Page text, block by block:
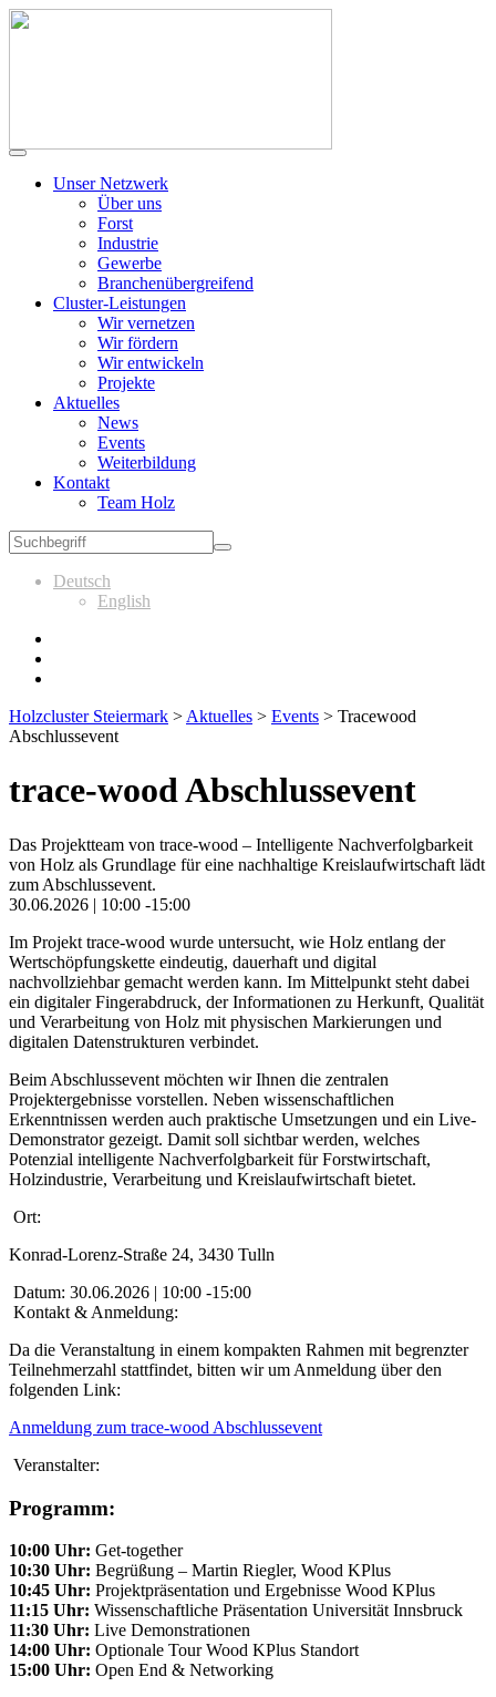
Unser Netzwerk
Über uns
Forst
Industrie
Gewerbe
Branchenübergreifend
Cluster-Leistungen
Wir vernetzen
Wir fördern
Wir entwickeln
Projekte
Aktuelles
News
Events
Weiterbildung
Kontakt
Team Holz
Deutsch
English
Holzcluster Steiermark > Aktuelles > Events > Tracewood
Abschlussevent
trace-wood Abschlussevent
Das Projektteam von trace-wood – Intelligente Nachverfolgbarkeit
von Holz als Grundlage für eine nachhaltige Kreislaufwirtschaft lädt
zum Abschlussevent.
30.06.2026 | 10:00 -15:00
Im Projekt trace-wood wurde untersucht, wie Holz entlang der
Wertschöpfungskette eindeutig, dauerhaft und digital
nachvollziehbar gemacht werden kann. Im Mittelpunkt steht dabei
ein digitaler Fingerabdruck, der Informationen zu Herkunft, Qualität
und Verarbeitung von Holz mit physischen Markierungen und
digitalen Datenstrukturen verbindet.
Beim Abschlussevent möchten wir Ihnen die zentralen
Projektergebnisse vorstellen. Neben wissenschaftlichen
Erkenntnissen werden auch praktische Umsetzungen und ein Live-
Demonstrator gezeigt. Damit soll sichtbar werden, welches
Potenzial intelligente Nachverfolgbarkeit für Forstwirtschaft,
Holzindustrie, Verarbeitung und Kreislaufwirtschaft bietet.
Ort:
Konrad-Lorenz-Straße 24, 3430 Tulln
Datum: 30.06.2026 | 10:00 -15:00
Kontakt & Anmeldung:
Da die Veranstaltung in einem kompakten Rahmen mit begrenzter
Teilnehmerzahl stattfindet, bitten wir um Anmeldung über den
folgenden Link:
Anmeldung zum trace-wood Abschlussevent
Veranstalter:
Programm:
10:00 Uhr: Get-together
10:30 Uhr: Begrüßung – Martin Riegler, Wood KPlus
10:45 Uhr: Projektpräsentation und Ergebnisse Wood KPlus
11:15 Uhr: Wissenschaftliche Präsentation Universität Innsbruck
11:30 Uhr: Live Demonstrationen
14:00 Uhr: Optionale Tour Wood KPlus Standort
15:00 Uhr: Open End & Networking